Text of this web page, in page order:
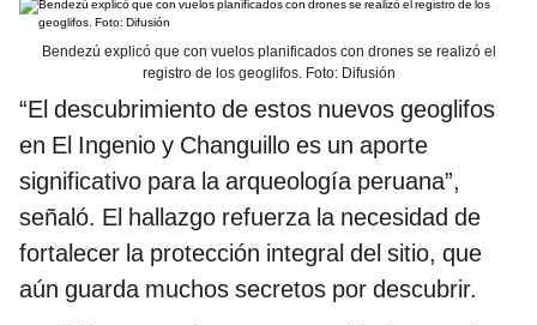
Bendezú explicó que con vuelos planificados con drones se realizó el
registro de los geoglifos. Foto: Difusión
“El descubrimiento de estos nuevos geoglifos
en El Ingenio y Changuillo es un aporte
significativo para la arqueología peruana”,
señaló. El hallazgo refuerza la necesidad de
fortalecer la protección integral del sitio, que
aún guarda muchos secretos por descubrir.